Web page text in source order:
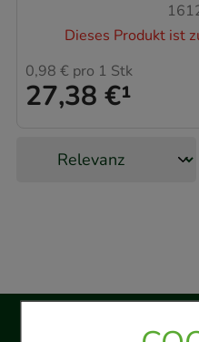
Dieses Produkt ist
27,38 €¹
0,98 € pro 1 Stk